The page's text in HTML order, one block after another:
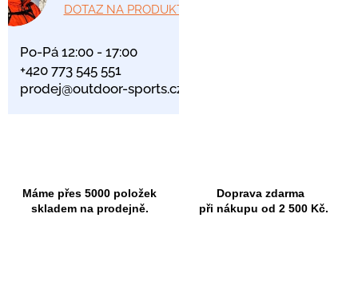
DOTAZ NA PRODUKT
Po-Pá 12:00 - 17:00
+420 773 545 551
prodej@outdoor-sports.cz
Máme přes 5000 položek
skladem na prodejně.
Doprava zdarma
při nákupu od 2 500 Kč.